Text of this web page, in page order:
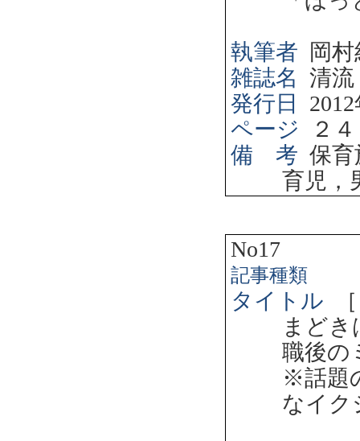
執筆者
岡
雑誌名 清流
発行日
2012
ページ
２
備 考 保育
育児，
No17
記事種類
タイトル
まど
職後
※話題
なイク